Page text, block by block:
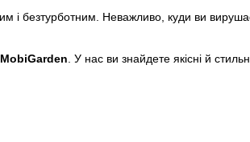
і безтурботним. Неважливо, куди ви
MobiGarden. У нас ви знайдете якісні й